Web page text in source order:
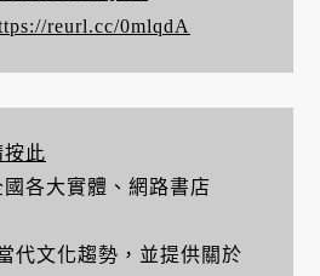
reurl.cc/0mlqdA
按此
各大實體、網路書店
代文化趨勢，並提供關於